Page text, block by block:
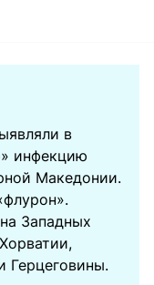
в
инфекцию
Македонии.
Западных
Герцеговины.